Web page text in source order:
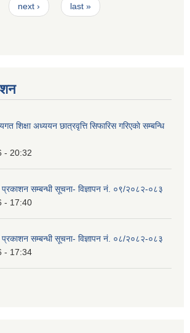
next › last »
शिक्षा अध्ययन छात्रवृत्ति सिफारिस गरिएकाे सम्बन्धि
- 20:32
प्रकाशन सम्बन्धी सूचना- विज्ञापन नं. ०९/२०८२-०८३
- 17:40
प्रकाशन सम्बन्धी सूचना- विज्ञापन नं. ०८/२०८२-०८३
- 17:34